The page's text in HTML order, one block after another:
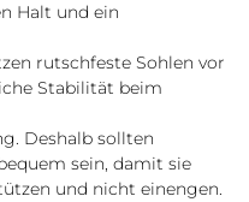
Halt und ein
rutschfeste Sohlen vor
Stabilität beim
Deshalb sollten
sein, damit sie
und nicht einengen.